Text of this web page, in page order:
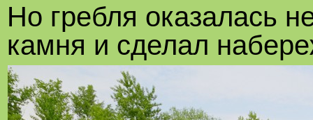
Но гребля оказалась
камня и сделал